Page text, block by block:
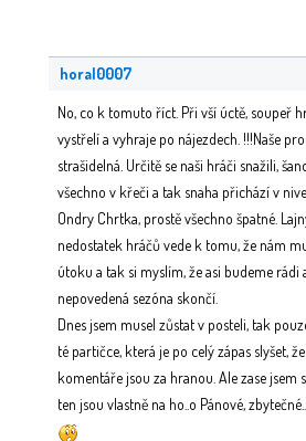
horal0007
No, co k tomuto říct. Při vší úctě, soupeř
vystřelí a vyhraje po nájezdech. !!!Naše
strašidelná. Určitě se naši hráči snažili,
všechno v křeči a tak snaha přichází v
Ondry Chrtka, prostě všechno špatné.
nedostatek hráčů vede k tomu, že nám
útoku a tak si myslím, že asi budeme rádi
nepovedená sezóna skončí.
Dnes jsem musel zůstat v posteli, tak
té partičce, která je po celý zápas slyšet,
komentáře jsou za hranou. Ale zase jsem
ten jsou vlastně na ho..o Pánové, zbytečné....